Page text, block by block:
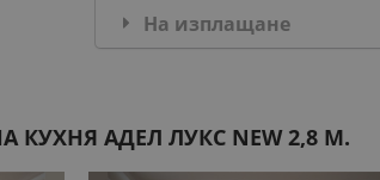
На изплащане
КУХНЯ АДЕЛ ЛУКС NEW 2,8 М.